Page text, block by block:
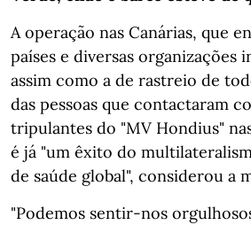
A operação nas Canárias, que
países e diversas organizações
assim como a de rastreio de
das pessoas que contactaram
tripulantes do "MV Hondius"
é já "um êxito do
de saúde global", considerou a
"Podemos sentir-nos